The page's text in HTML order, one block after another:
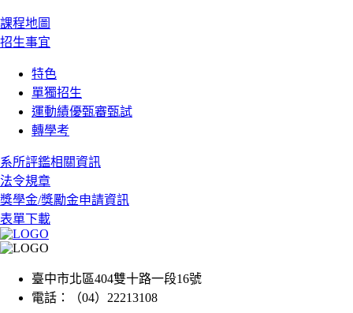
課程地圖
招生事宜
特色
單獨招生
運動績優甄審甄試
轉學考
系所評鑑相關資訊
法令規章
獎學金/獎勵金申請資訊
表單下載
臺中市北區404雙十路一段16號
電話：（04）22213108